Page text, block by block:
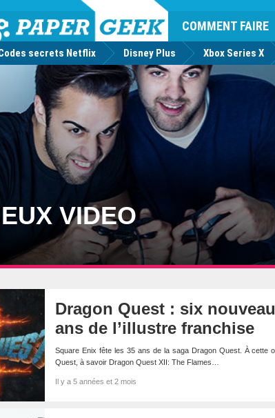
COMMENT FAIRE
secrets Netflix Disney Plus Xbox Series X
VIDEO
Dragon Quest : six
ans de l’illustre franchise
Square Enix fête les 35 ans de la saga Dragon Quest. À cette
Quest, à savoir Dragon Quest XII: The Flames…
Il y a 5 années et 2 mois
Dark
Mode